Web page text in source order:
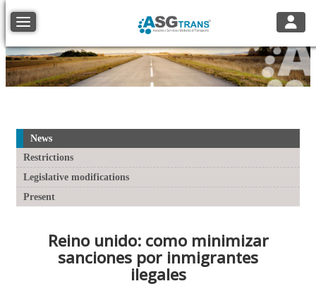
Toggle navigation
News
Restrictions
Legislative modifications
Present
Reino unido: como minimizar
sanciones por inmigrantes
ilegales